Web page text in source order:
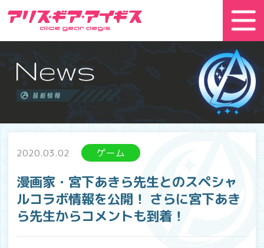
2020.03.02 ゲーム
漫画家・宮下あきら先生とのスペシャ
ルコラボ情報を公開！ さらに宮下あき
ら先生からコメントも到着！